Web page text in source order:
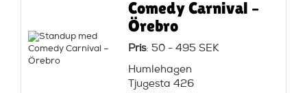
Comedy Carnival –
Örebro
Pris: 50 - 495 SEK
Humlehagen
Tjugesta 426